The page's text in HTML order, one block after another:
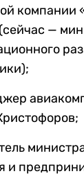
компании
—
и